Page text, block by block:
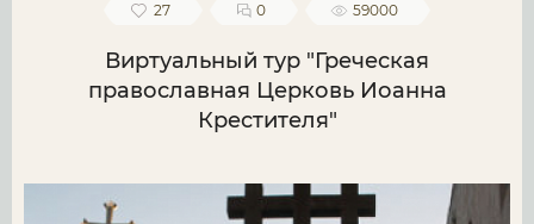
27 0 59000
Виртуальный тур "Греческая
православная Церковь Иоанна
Крестителя"